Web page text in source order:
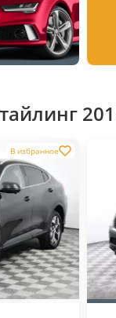
В избранное